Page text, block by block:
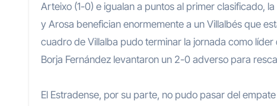
Arteixo (1-0) e igualan a puntos al primer clasificado,
y Arosa benefician enormemente a un Villalbés que
cuadro de Villalba pudo terminar la jornada como
Borja Fernández levantaron un 2-0 adverso para
El Estradense, por su parte, no pudo pasar del